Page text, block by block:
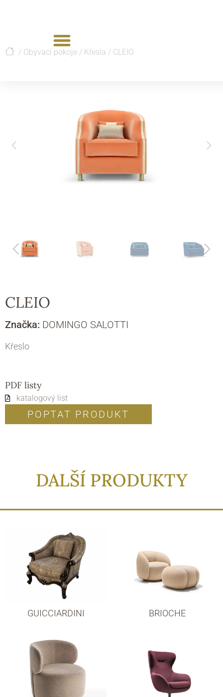
/ Obývací pokoje / Křesla / CLEIO
CLEIO
Značka: DOMINGO SALOTTI
Křeslo
PDF listy
katalogový list
POPTAT PRODUKT
DALŠÍ PRODUKTY
GUICCIARDINI BRIOCHE